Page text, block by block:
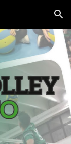
Skip to navigation